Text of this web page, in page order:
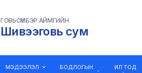
ГОВЬСҮМБЭР АЙМГИЙН
Шивээговь сум
МЭДЭЭЛЭЛ
БОДЛОГЫН
ИЛ ТОД